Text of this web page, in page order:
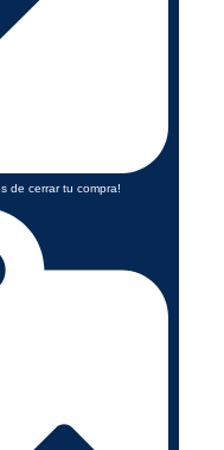
de cerrar tu compra!